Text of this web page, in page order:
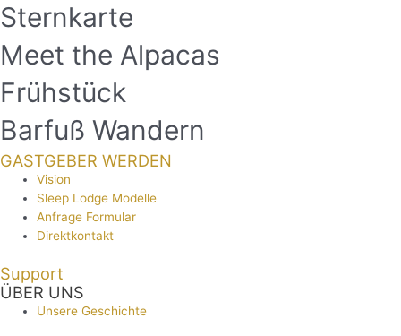
Sternkarte
Meet the Alpacas
Frühstück
Barfuß Wandern
GASTGEBER WERDEN
Vision
Sleep Lodge Modelle
Anfrage Formular
Direktkontakt
Support
ÜBER UNS
Unsere Geschichte